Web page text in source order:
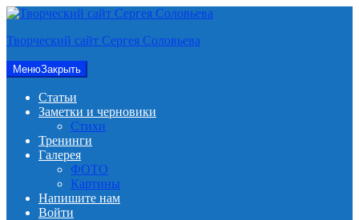
Перейти
содержимому
Творческий сайт Сергея Соловьева
МенюЗакрыть
Статьи
Заметки и черновики
Стихи
Тренинги
Галерея
ФОТО
Картины
Напишите нам
Войти